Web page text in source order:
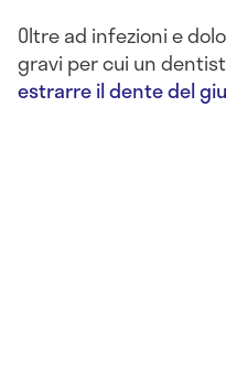
Oltre ad infezioni e
gravi per cui un
estrarre il dente del